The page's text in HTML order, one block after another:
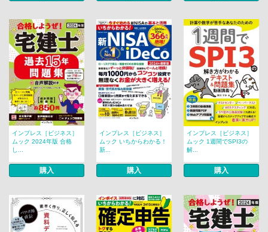
インプレス［ビジネス］
ムック 2024年版 合格
し...
購入
インプレス［ビジネス］
ムック いちからわかる！
新...
購入
インプレス［ビジネス］
ムック 1週間でSPI3の
解...
購入